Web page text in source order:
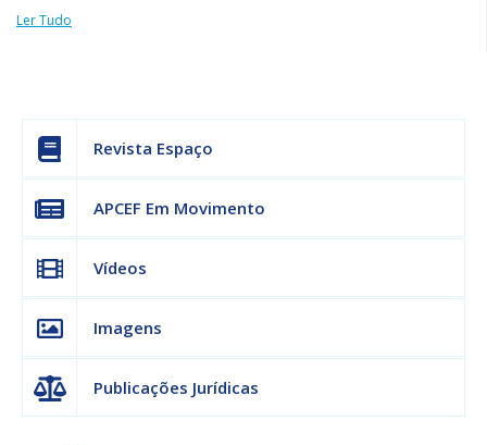
Ler Tudo
Revista Espaço
APCEF Em Movimento
Vídeos
Imagens
Publicações Jurídicas